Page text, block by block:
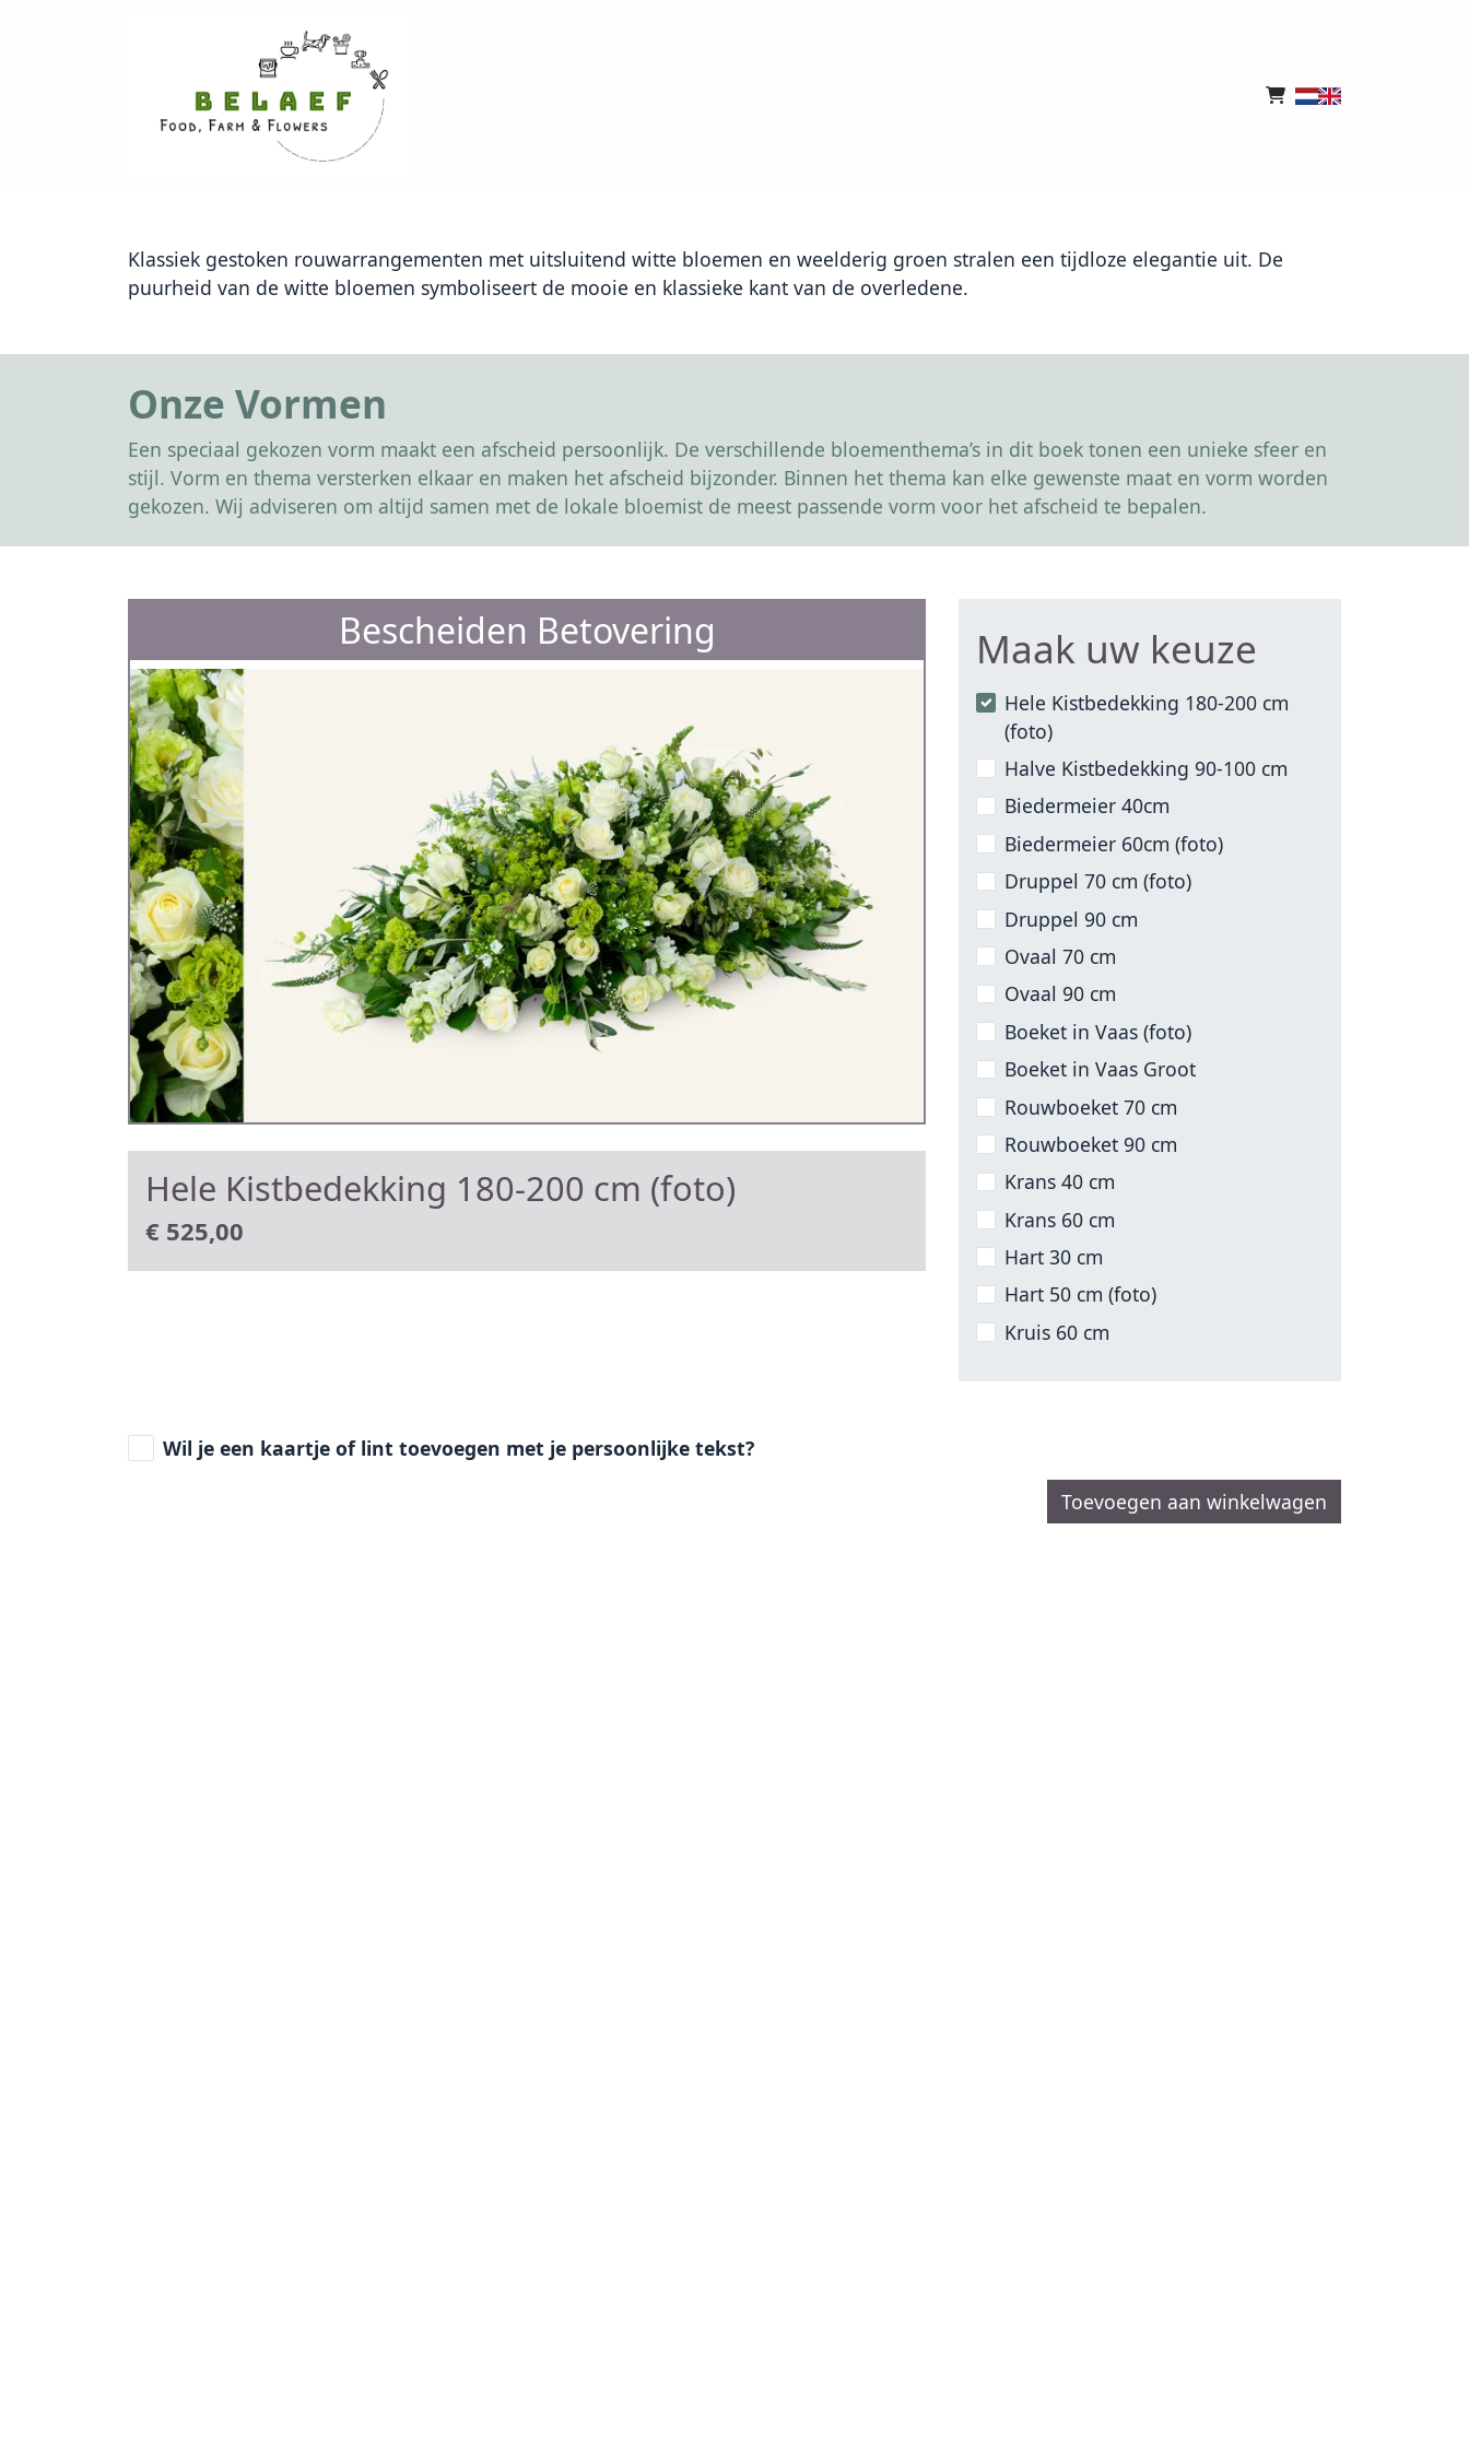
Klassiek gestoken rouwarrangementen met uitsluitend witte bloemen en weelderig groen stralen een tijdloze elegantie uit. De
puurheid van de witte bloemen symboliseert de mooie en klassieke kant van de overledene.
Onze Vormen
Een speciaal gekozen vorm maakt een afscheid persoonlijk. De verschillende bloementhema’s in dit boek tonen een unieke sfeer en
stijl. Vorm en thema versterken elkaar en maken het afscheid bijzonder. Binnen het thema kan elke gewenste maat en vorm worden
gekozen. Wij adviseren om altijd samen met de lokale bloemist de meest passende vorm voor het afscheid te bepalen.
Bescheiden Betovering
Hele Kistbedekking 180-200 cm (foto)
€ 525,00
Maak uw keuze
Hele Kistbedekking 180-200 cm
(foto)
Halve Kistbedekking 90-100 cm
Biedermeier 40cm
Biedermeier 60cm (foto)
Druppel 70 cm (foto)
Druppel 90 cm
Ovaal 70 cm
Ovaal 90 cm
Boeket in Vaas (foto)
Boeket in Vaas Groot
Rouwboeket 70 cm
Rouwboeket 90 cm
Krans 40 cm
Krans 60 cm
Hart 30 cm
Hart 50 cm (foto)
Kruis 60 cm
Wil je een kaartje of lint toevoegen met je persoonlijke tekst?
Toevoegen aan winkelwagen